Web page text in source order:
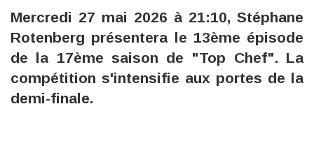
Mercredi 27 mai 2026 à 21:10, Stéphane
Rotenberg présentera le 13ème épisode
de la 17ème saison de "Top Chef". La
compétition s'intensifie aux portes de la
demi-finale.